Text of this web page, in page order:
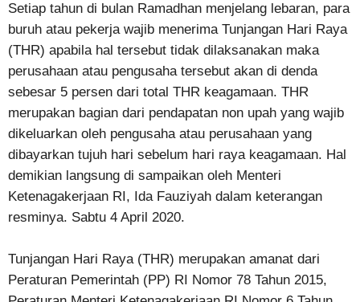
Setiap tahun di bulan Ramadhan menjelang lebaran, para
buruh atau pekerja wajib menerima Tunjangan Hari Raya
(THR) apabila hal tersebut tidak dilaksanakan maka
perusahaan atau pengusaha tersebut akan di denda
sebesar 5 persen dari total THR keagamaan. THR
merupakan bagian dari pendapatan non upah yang wajib
dikeluarkan oleh pengusaha atau perusahaan yang
dibayarkan tujuh hari sebelum hari raya keagamaan. Hal
demikian langsung di sampaikan oleh Menteri
Ketenagakerjaan RI, Ida Fauziyah dalam keterangan
resminya. Sabtu 4 April 2020.
Tunjangan Hari Raya (THR) merupakan amanat dari
Peraturan Pemerintah (PP) RI Nomor 78 Tahun 2015,